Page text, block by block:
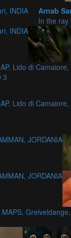
INDIA
Arnab
In the ray
INDIA
Lido di Camaiore,
3
Lido di Camaiore,
JORDANIA
JORDANIA
MAPS,